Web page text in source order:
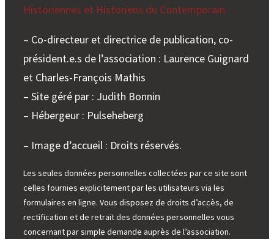
Historiennes et Historiens du Contemporain
– Co-directeur et directrice de publication, co-
président.e.s de l’association : Laurence Guignard
et Charles-François Mathis
– Site géré par : Judith Bonnin
– Hébergeur : Pulseheberg
– Image d’accueil : Droits réservés.
Les seules données personnelles collectées par ce site sont
celles fournies explicitement par les utilisateurs via les
formulaires en ligne. Vous disposez de droits d’accès, de
rectification et de retrait des données personnelles vous
concernant par simple demande auprès de l’association.